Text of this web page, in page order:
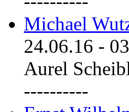
Michael
24.06.16 -
Aurel
----------